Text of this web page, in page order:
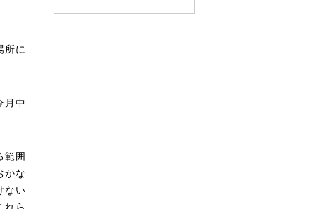
所に
月中
範囲
かな
ない